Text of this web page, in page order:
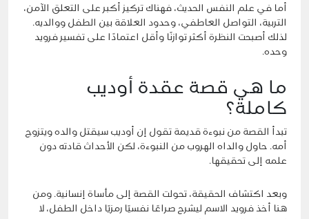
أما في علم النفس الحديث، فهناك تركيز أكبر على التعلق الآمن،
التربية، التواصل العاطفي، وحدود العلاقة بين الطفل ووالديه.
لذلك أصبحت النظرة أكثر توازنًا وأقل اعتمادًا على تفسير فرويد
وحده.
ما هي قصة عقدة أوديب
كاملة؟
تبدأ القصة من نبوءة قديمة تقول إن أوديب سيقتل والده ويتزوج
أمه. حاول والداه الهروب من النبوءة، لكن الأحداث قادته دون
علمه إلى تحقيقها.
وبعد اكتشاف الحقيقة، تحولت القصة إلى مأساة إنسانية. ومن
هنا أخذ فرويد الاسم ليشرح صراعًا نفسيًا رمزيًا داخل الطفل، لا